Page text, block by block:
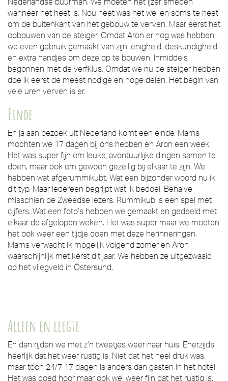
wanneer het heet is. Nou heet was het wel en soms te heet
om de buitenkant van het gebouw te verven. Maar eerst het
opbouwen van de steiger. Omdat Aron er nog was hebben
we even gebruik gemaakt van zijn lenigheid, deskundigheid
en extra handjes om deze op te bouwen. Inmiddels
begonnen met de verfklus. Omdat we nu de steiger hebben
doe ik eerst de meest nodige en hoge delen. Het begin van
vele uren verven is er.
Einde
En ja aan bezoek uit Nederland komt een einde. Mams
mochten we 17 dagen bij ons hebben en Aron een week.
Het was super fijn om leuke, avontuurlijke dingen samen te
doen, maar ook om gewoon gezellig bij elkaar te zijn. We
hebben wat afgerummikubt. Wat een bijzonder woord nu ik
dit typ. Maar iedereen begrijpt wat ik bedoel. Behalve
misschien de Zweedse lezers. Rummikub is een spel met
cijfers. Wat een foto’s hebben we gemaakt en gedeeld met
elkaar de afgelopen weken. Het was super maar we moeten
het ook weer een tijdje doen met deze herinneringen.
Mams verwacht ik mogelijk volgend zomer en Aron
waarschijnlijk met kerst dit jaar. We hebben ze uitgezwaaid
op het vliegveld in Östersund.
Alleen en leegte
En dan rijden we met z’n tweetjes weer naar huis. Enerzijds
heerlijk dat het weer rustig is. Niet dat het heel druk was,
maar toch 24/7 17 dagen is anders dan gasten in het hotel.
Het was goed hoor maar ook wel weer fijn dat het rustig is.